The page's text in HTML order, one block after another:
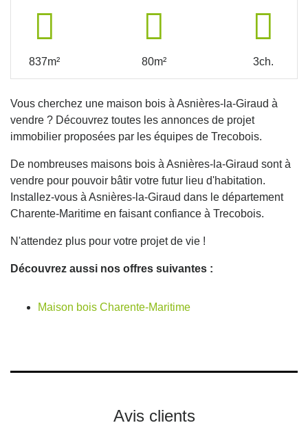
837m² 80m² 3ch.
Vous cherchez une maison bois à Asnières-la-Giraud à
vendre ? Découvrez toutes les annonces de projet
immobilier proposées par les équipes de Trecobois.
De nombreuses maisons bois à Asnières-la-Giraud sont à
vendre pour pouvoir bâtir votre futur lieu d'habitation.
Installez-vous à Asnières-la-Giraud dans le département
Charente-Maritime en faisant confiance à Trecobois.
N'attendez plus pour votre projet de vie !
Découvrez aussi nos offres suivantes :
Maison bois Charente-Maritime
Avis clients